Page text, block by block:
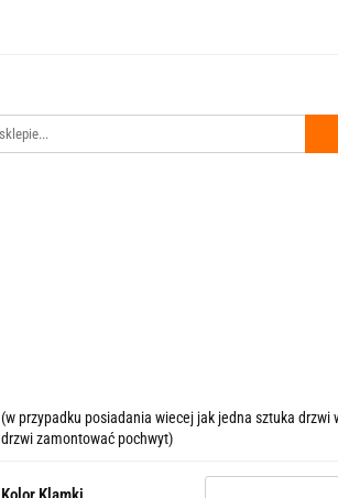
(w przypadku posiadania wiecej jak jedna sztuka
drzwi zamontować pochwyt)